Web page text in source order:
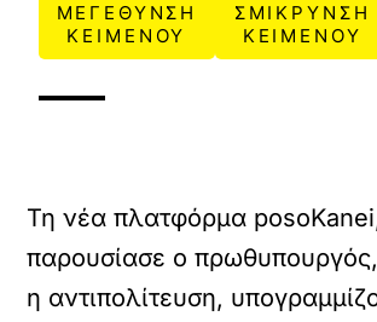
ΜΕΓΕΘΥΝΣΗ
ΚΕΙΜΕΝΟΥ
ΣΜΙΚΡΥΝΣΗ
ΚΕΙΜΕΝΟΥ
Τη νέα πλατφόρμα
παρουσίασε ο πρωθυπουργός,
η αντιπολίτευση,